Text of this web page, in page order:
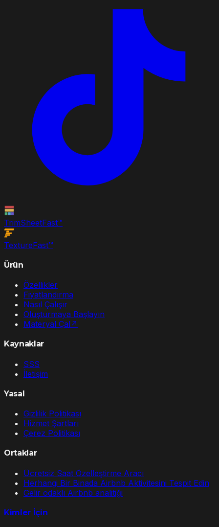
TrimSheetFast™
TextureFast™
Ürün
Özellikler
Fiyatlandırma
Nasıl Çalışır
Oluşturmaya Başlayın
Materyal Çal↗
Kaynaklar
SSS
İletişim
Yasal
Gizlilik Politikası
Hizmet Şartları
Çerez Politikası
Ortaklar
Ücretsiz Saat Özelleştirme Aracı
Herhangi Bir Binada Airbnb Aktivitesini Tespit Edin
Gelir odaklı Airbnb analitiği
Kimler İçin